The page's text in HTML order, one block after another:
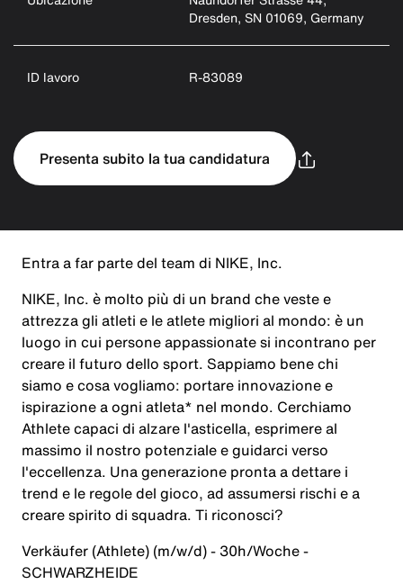
Dresden, SN 01069, Germany
ID lavoro R-83089
Presenta subito la tua candidatura
Entra a far parte del team di NIKE, Inc.
NIKE, Inc. è molto più di un brand che veste e
attrezza gli atleti e le atlete migliori al mondo: è un
luogo in cui persone appassionate si incontrano per
creare il futuro dello sport. Sappiamo bene chi
siamo e cosa vogliamo: portare innovazione e
ispirazione a ogni atleta* nel mondo. Cerchiamo
Athlete capaci di alzare l'asticella, esprimere al
massimo il nostro potenziale e guidarci verso
l'eccellenza. Una generazione pronta a dettare i
trend e le regole del gioco, ad assumersi rischi e a
creare spirito di squadra. Ti riconosci?
Verkäufer (Athlete) (m/w/d) - 30h/Woche -
SCHWARZHEIDE